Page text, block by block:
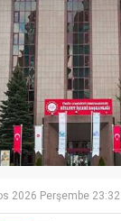
2026 Perşembe 23:32